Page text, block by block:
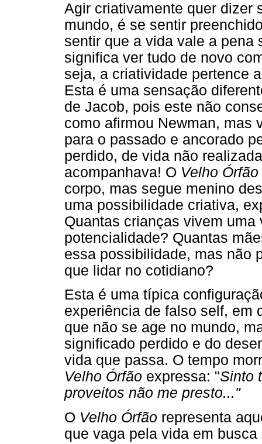
Agir criativamente quer dizer
mundo, é se sentir
sentir que a vida vale a pena
significa ver tudo de novo
seja, a criatividade pertence
Esta é uma sensação
de Jacob, pois este não
como afirmou Newman, mas
para o passado e ancorado
perdido, de vida não
acompanhava! O Velho Órfão
corpo, mas segue menino
uma possibilidade criativa,
Quantas crianças vivem
potencialidade? Quantas
essa possibilidade, mas não
que lidar no cotidiano?
Esta é uma típica
experiência de falso self, em
que não se age no mundo,
significado perdido e do
vida que passa. O tempo
Velho Órfão expressa: "Sinto
proveitos não me presto..."
O Velho Órfão representa
que vaga pela vida em